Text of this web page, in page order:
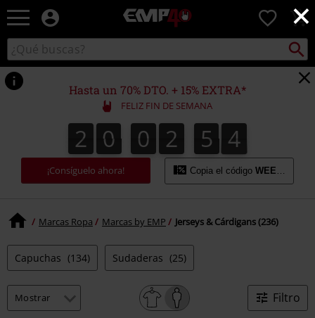
×
EMP
Música,
TV
&
Gaming
Merch
-
Ropa
Alternativa
0
Buscar
en
el
catálogo
Buscar
Hasta un 70% DTO. + 15% EXTRA*
FELIZ FIN DE SEMANA
2
2 0
0 0
0 2
3
2 5
0
5 2
3
2
4
3
¡Consíguelo ahora! Copia el código WEEKEND
Marcas Ropa Marcas by EMP Jerseys & Cárdigans (236)
Capuchas (134) Sudaderas (25)
Filtro